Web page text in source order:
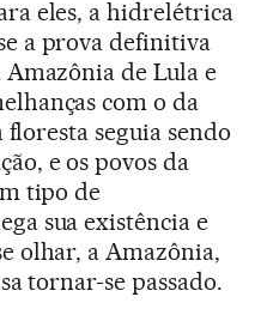
eles, a hidrelétrica
a prova definitiva
de Lula e
com o da
seguia sendo
e os povos da
tipo de
sua existência e
olhar, a Amazônia,
tornar-se passado.